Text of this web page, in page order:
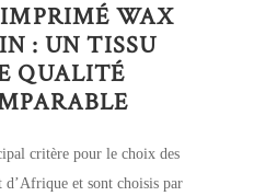
WAX
: UN TISSU
QUALITÉ
critère pour le choix des
d’Afrique et sont choisis par